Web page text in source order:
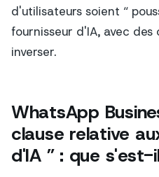
d'utilisateurs soient “
fournisseur d'IA, avec
inverser.
WhatsApp
clause relative
d'IA ” : que s'est-